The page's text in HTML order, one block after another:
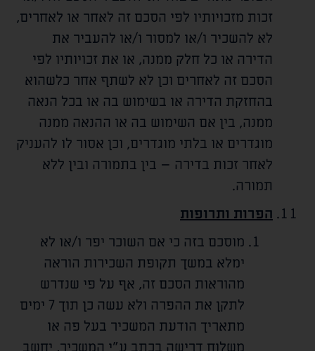
זכות מזכויותיו לפי הסכם זה לאחר או לאחרים,
לא להשכיר ו/או למסור ו/או להעביר את
הדירה או כל חלק ממנה, או את זכויותיו לפי
הסכם זה לאחרים וכן לא לשתף אחר כלשהוא
בהחזקת הדירה או בשימוש בה או בכל הנאה
ממנה, בין אם השימוש בה או ההנאה ממנה
מוגדרים או בלתי מוגדרים, וכן אסור לו להעניק
לאחר זכות בדירה – בין בתמורה ובין ללא
תמורה.
הפרות ותרופות
מוסכם בזה כי אם השוכר יפר ו/או לא
ימלא במשך תקופת השכירות הוראה
מהוראות הסכם זה, אף על פי שנדרש
לתקן את ההפרה ולא עשה כן תוך 7 ימים
מתאריך הודעת המשכיר בעל פה או
משלוח דרישה בכתב ע"י המשכיר, יחשב